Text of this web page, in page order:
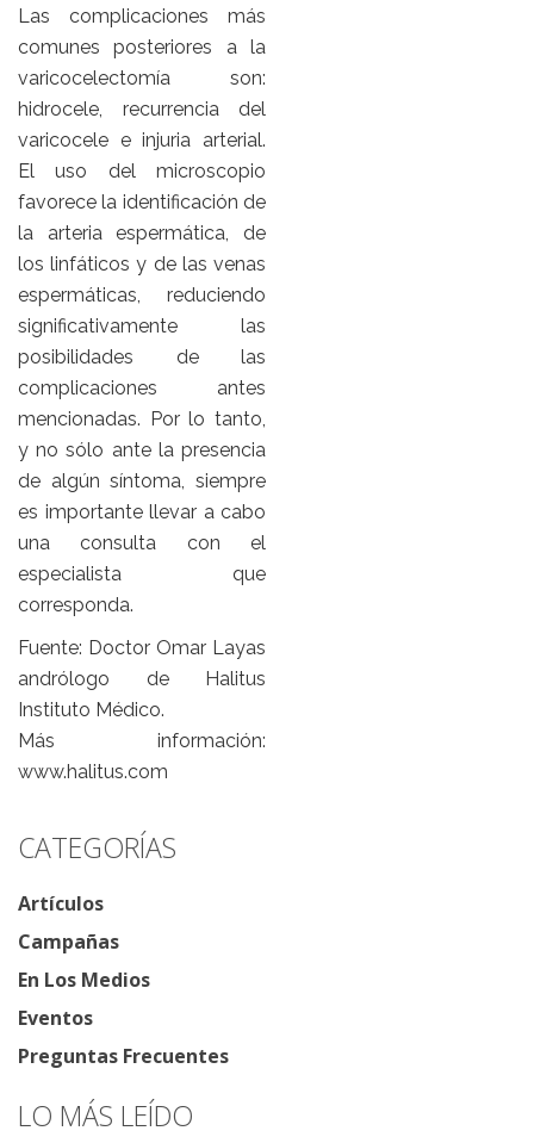
Las complicaciones más
comunes posteriores a la
varicocelectomía son:
hidrocele, recurrencia del
varicocele e injuria arterial.
El uso del microscopio
favorece la identificación de
la arteria espermática, de
los linfáticos y de las venas
espermáticas, reduciendo
significativamente las
posibilidades de las
complicaciones antes
mencionadas. Por lo tanto,
y no sólo ante la presencia
de algún síntoma, siempre
es importante llevar a cabo
una consulta con el
especialista que
corresponda.
Fuente: Doctor Omar Layas
andrólogo de Halitus
Instituto Médico.
Más información:
www.halitus.com
CATEGORÍAS
Artículos
Campañas
En Los Medios
Eventos
Preguntas Frecuentes
LO MÁS LEÍDO